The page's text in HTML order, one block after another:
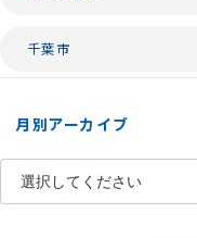
千葉市
月別アーカイブ